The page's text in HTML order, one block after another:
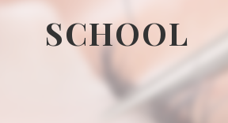
SCHOOL